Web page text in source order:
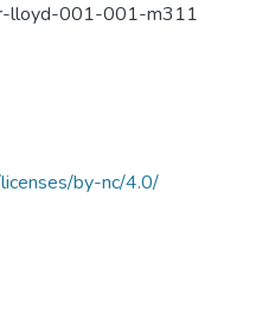
001-001-m311
by-nc/4.0/